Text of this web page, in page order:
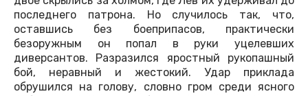
последнего патрона. Но случилось так, что,
оставшись без боеприпасов, практически
безоружным он попал в руки уцелевших
диверсантов. Разразился яростный рукопашный
бой, неравный и жестокий. Удар приклада
обрушился на голову, словно гром среди ясного